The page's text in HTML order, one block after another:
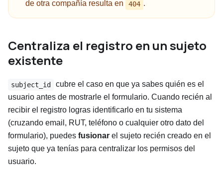
de otra compañía resulta en 404 .
Centraliza el registro en un sujeto
existente
subject_id
cubre el caso en que ya sabes quién es el
usuario antes de mostrarle el formulario. Cuando recién al
recibir el registro logras identificarlo en tu sistema
(cruzando email, RUT, teléfono o cualquier otro dato del
formulario), puedes fusionar el sujeto recién creado en el
sujeto que ya tenías para centralizar los permisos del
usuario.